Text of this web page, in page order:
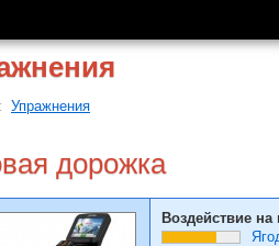
Упражнения
дорожка
Воздействие